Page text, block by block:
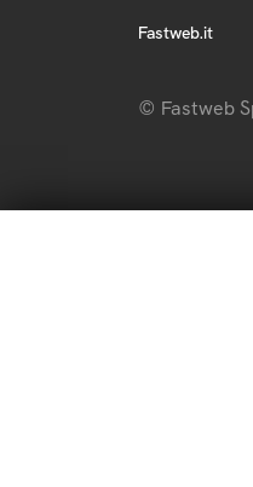
Fastweb.it
© Fastweb